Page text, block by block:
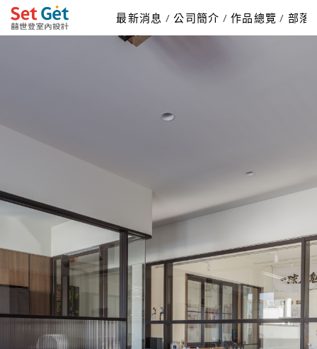
最新消息 公司簡介 作品總覽 部落